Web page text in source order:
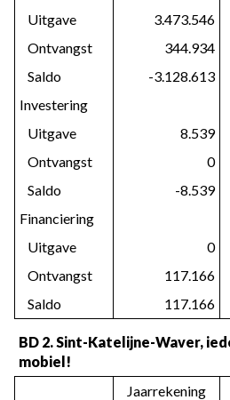
   Uitgave
3.473.546
   Ontvangst
344.934
   Saldo
-3.128.613
Investering
   Uitgave
8.539
   Ontvangst
0
   Saldo
-8.539
Financiering
   Uitgave
0
   Ontvangst
117.166
   Saldo
117.166
BD 2. Sint-Katelijne-Waver,
mobiel!
Jaarrekening